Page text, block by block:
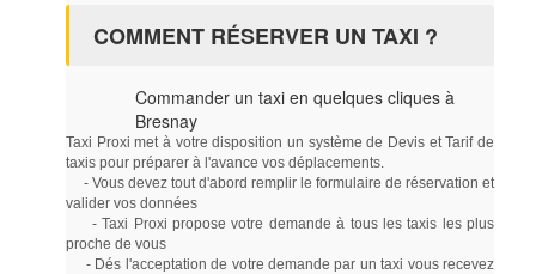
COMMENT RÉSERVER UN TAXI ?
Commander un taxi en quelques cliques à
Bresnay
Taxi Proxi met à votre disposition un système de Devis et Tarif de
taxis pour préparer à l'avance vos déplacements.
- Vous devez tout d'abord remplir le formulaire de réservation et
valider vos données
- Taxi Proxi propose votre demande à tous les taxis les plus
proche de vous
- Dés l'acceptation de votre demande par un taxi vous recevez